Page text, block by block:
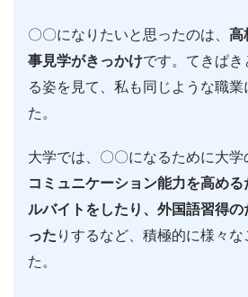
〇〇になりたいと思ったのは、 高
事見学がきっかけです。てきぱ
る姿を見て、私も同じような職業
た。
大学では、〇〇になるために大学
コミュニケーション能力を高め
ルバイトをしたり、外国語習得
った りするなど、積極的に様々
た。